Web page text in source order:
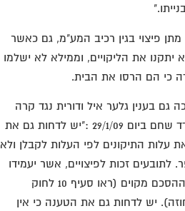
פיצוי בגין רכיב המע"מ, גם כאשר
את הליקויים, וממילא לא ישלמו
הם הרסו את הבית.
בענין גלער איל ודורית נגד קרה
סמי, בה נפסק ע"י השופט עודד שחם ביום 29/1/09 :"יש לדחות גם את
התיקונים לפי העלות לקבלן ולא
זכות לפיצויים, אשר יעמידו
אותם במקום בו היו אילו היה ההסכם מקוים (ראו סעיף 10 לחוק
יש לדחות גם את הטענה כי אין